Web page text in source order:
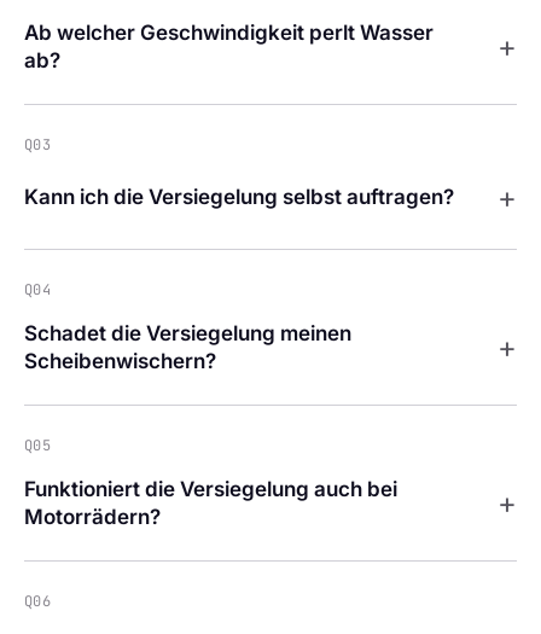
Ab welcher Geschwindigkeit perlt Wasser
ab?
+
Q03
Kann ich die Versiegelung selbst auftragen? +
Q04
Schadet die Versiegelung meinen
Scheibenwischern?
+
Q05
Funktioniert die Versiegelung auch bei
Motorrädern?
+
Q06